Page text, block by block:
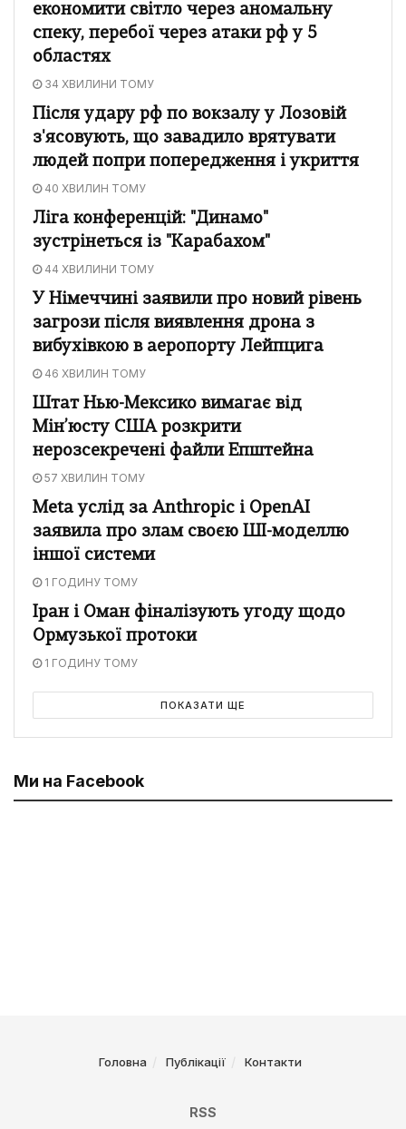
економити світло через аномальну
спеку, перебої через атаки рф у 5
областях
34 ХВИЛИНИ ТОМУ
Після удару рф по вокзалу у Лозовій
з'ясовують, що завадило врятувати
людей попри попередження і укриття
40 ХВИЛИН ТОМУ
Ліга конференцій: "Динамо"
зустрінеться із "Карабахом"
44 ХВИЛИНИ ТОМУ
У Німеччині заявили про новий рівень
загрози після виявлення дрона з
вибухівкою в аеропорту Лейпцига
46 ХВИЛИН ТОМУ
Штат Нью-Мексико вимагає від
Мін’юсту США розкрити
нерозсекречені файли Епштейна
57 ХВИЛИН ТОМУ
Meta услід за Anthropic і OpenAI
заявила про злам своєю ШІ-моделлю
іншої системи
1 ГОДИНУ ТОМУ
Іран і Оман фіналізують угоду щодо
Ормузької протоки
1 ГОДИНУ ТОМУ
ПОКАЗАТИ ЩЕ
Ми на Facebook
Головна Публікації Контакти
RSS